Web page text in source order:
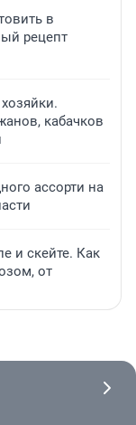
в
рецепт
кабачков
ассорти на
и скейте. Как
от